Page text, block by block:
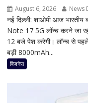
August 6, 2026 News
नई दिल्ली: शाओमी आज भारतीय
Note 17 5G लॉन्च करने जा
12 बजे पेश करेगी। लॉन्च से
बड़ी 8000mAh...
बिजनेस